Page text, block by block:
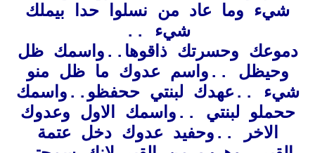
شيء وما عاد من نسلوا حدا بيملك
شيء ..
دموعك وحسرتك ذاقوها..واسمك ظل
وحيظل ..واسم عدوك ما ظل منو
شيء ..عهدك لبنتي ححفظو..واسمك
ححملو لبنتي ..واسمك الاول وعدوك
الاخر ..وحفيد عدوك دخل عتمة